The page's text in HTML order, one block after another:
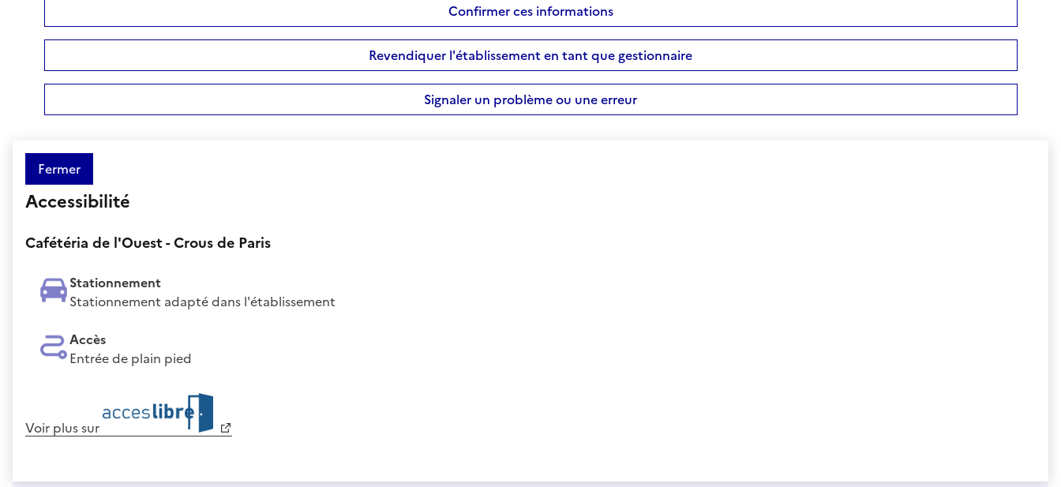
Confirmer ces informations
Revendiquer l'établissement en tant que gestionnaire
Signaler un problème ou une erreur
Fermer
Accessibilité
Cafétéria de l'Ouest - Crous de Paris
Stationnement
Stationnement adapté dans l'établissement
Accès
Entrée de plain pied
Voir plus sur